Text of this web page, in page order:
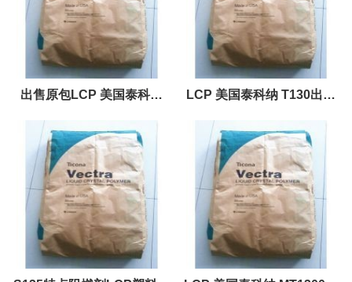
出售原包LCP 美国泰科纳
T820-VF3001工程塑料原料
LCP 美国泰科纳 T130出售
原包 工程塑料原料